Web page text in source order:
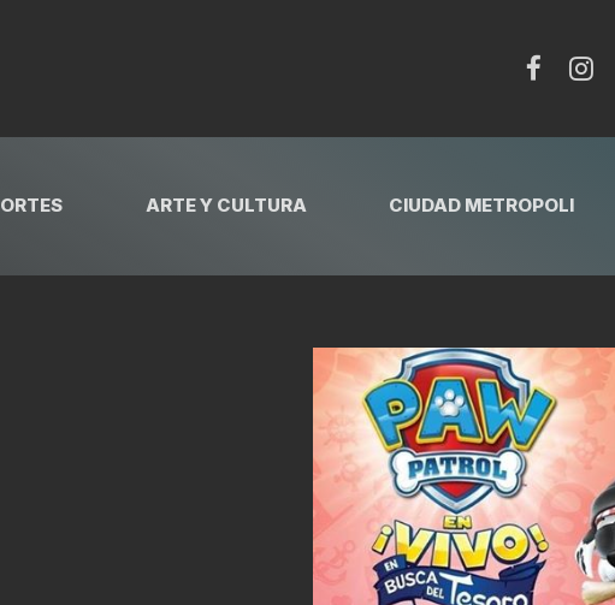
ARTE Y CULTURA CIUDAD METROPOLI